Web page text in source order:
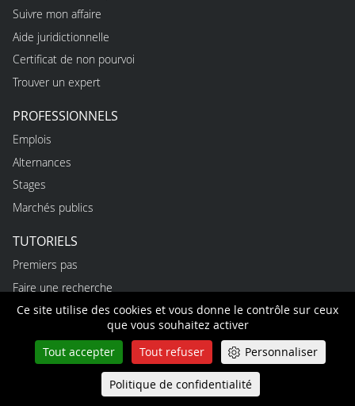
Ce site utilise des cookies et vous donne le contrôle sur ceux
que vous souhaitez activer
Tout accepter
Tout refuser Personnaliser
Politique de confidentialité
Suivre mon affaire
Aide juridictionnelle
Certificat de non pourvoi
Trouver un expert
PROFESSIONNELS
Emplois
Alternances
Stages
Marchés publics
TUTORIELS
Premiers pas
Faire une recherche
Agenda et inscriptions
Mon compte personnel
Mes démarches en ligne
ACCÉDER À LA COUR
Queue-Fair